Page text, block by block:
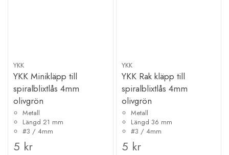
YKK
YKK Minikläpp till
spiralblixtlås 4mm
olivgrön
Metall
Längd 21 mm
#3 / 4mm
5 kr
YKK
YKK Rak kläpp till
spiralblixtlås 4mm
olivgrön
Metall
Längd 36 mm
#3 / 4mm
5 kr